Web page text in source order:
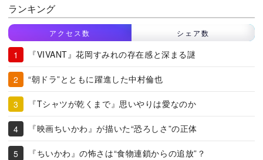
ランキング
アクセス数 シェア数
『VIVANT』花岡すみれの存在感と深まる謎
“朝ドラ”とともに躍進した中村倫也
『Tシャツが乾くまで』思いやりは愛なのか
『映画ちいかわ』が描いた“恐ろしさ”の正体
『ちいかわ』の怖さは“食物連鎖からの追放”？